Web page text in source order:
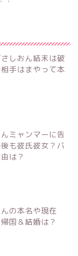
しおん結末は破
手はまやって本
ミャンマーに告
も彼氏彼女？バ
は？
の本名や現在
国＆結婚は？